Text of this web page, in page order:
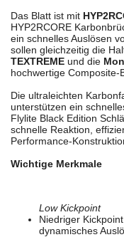
Das Blatt ist mit
HYP2RCORE
ein schnelles Auslösen
sollen gleichzeitig die
TEXTREME und die
hochwertige Composite-
Die ultraleichten
unterstützen ein
Flylite Black Edition
schnelle Reaktion,
Performance-
Wichtige Merkmale
Low Kickpoint
Niedriger
dynamisches